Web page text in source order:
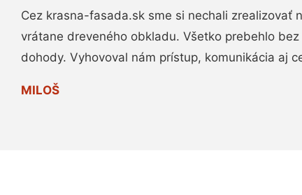
Cez krasna-fasada.sk sme si nechali zrealizovať
vrátane dreveného obkladu. Všetko prebehlo
dohody. Vyhovoval nám prístup, komunikácia aj
MILOŠ